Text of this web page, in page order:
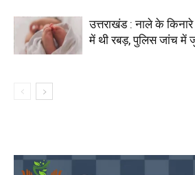
उत्तराखंड : नाले के
में थी रबड़, पुलिस जांच में